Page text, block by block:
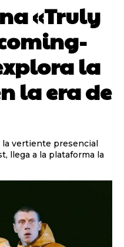
«Truly
la
la era de
vertiente presencial
llega a la plataforma la